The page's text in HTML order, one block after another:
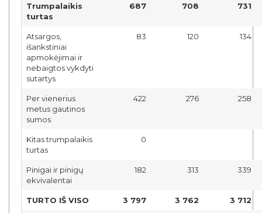
Trumpalaikis
turtas
687 708 731
Atsargos,
išankstiniai
apmokėjimai ir
nebaigtos vykdyti
sutartys
83 120 134
Per vienerius
metus gautinos
sumos
422 276 258
Kitas trumpalaikis
turtas
0
Pinigai ir pinigų
ekvivalentai
182 313 339
TURTO IŠ VISO 3 797 3 762 3 712